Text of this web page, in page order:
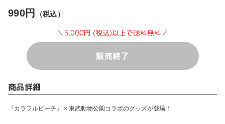
990円
（税込）
＼5,000円 (税込)以上で送料無料／
販売終了
商品詳細
『カラフルピーチ』 × 東武動物公園コラボのグッズが登場！